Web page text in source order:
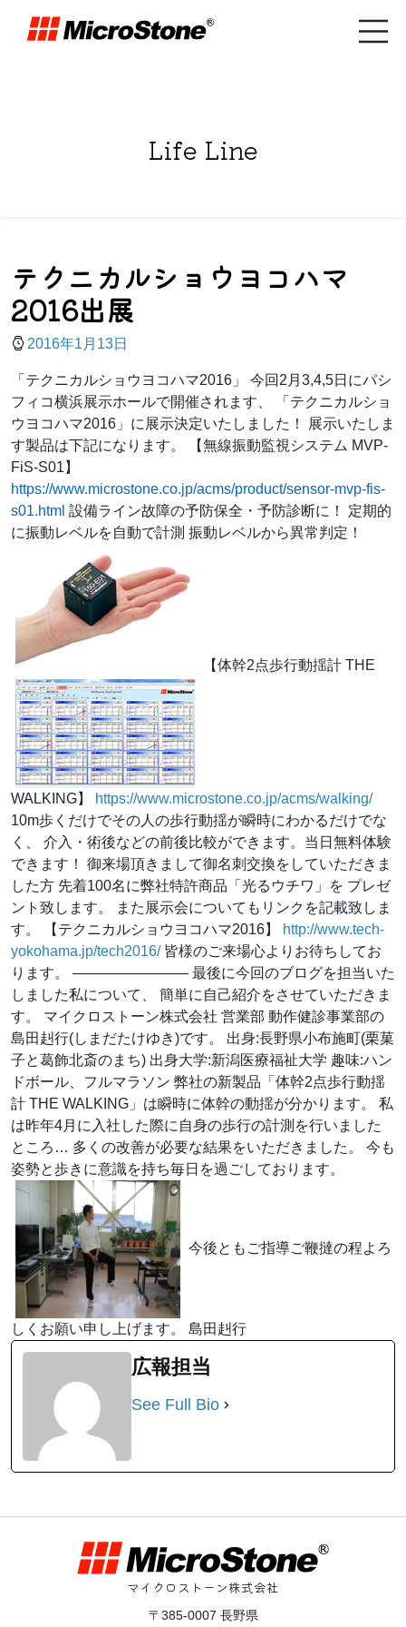
Life Line
テクニカルショウヨコハマ
2016出展
2016年1月13日
「テクニカルショウヨコハマ2016」 今回2月3,4,5日にパシ
フィコ横浜展示ホールで開催されます、 「テクニカルショ
ウヨコハマ2016」に展示決定いたしました！ 展示いたしま
す製品は下記になります。 【無線振動監視システム MVP-
FiS-S01】
https://www.microstone.co.jp/acms/product/sensor-mvp-fis-
s01.html 設備ライン故障の予防保全・予防診断に！ 定期的
に振動レベルを自動で計測 振動レベルから異常判定！
【体幹2点歩行動揺計 THE
WALKING】
https://www.microstone.co.jp/acms/walking/
10m歩くだけでその人の歩行動揺が瞬時にわかるだけでな
く、 介入・術後などの前後比較ができます。当日無料体験
できます！ 御来場頂きまして御名刺交換をしていただきま
した方 先着100名に弊社特許商品「光るウチワ」を プレゼ
ント致します。 また展示会についてもリンクを記載致しま
す。 【テクニカルショウヨコハマ2016】
http://www.tech-
yokohama.jp/tech2016/皆様のご来場心よりお待ちしてお
ります。 ———————— 最後に今回のブログを担当いた
しました私について、 簡単に自己紹介をさせていただきま
す。 マイクロストーン株式会社 営業部 動作健診事業部の
島田赳行(しまだたけゆき)です。 出身:長野県小布施町(栗菓
子と葛飾北斎のまち) 出身大学:新潟医療福祉大学 趣味:ハン
ドボール、フルマラソン 弊社の新製品「体幹2点歩行動揺
計 THE WALKING」は瞬時に体幹の動揺が分かります。 私
は昨年4月に入社した際に自身の歩行の計測を行いました
ところ… 多くの改善が必要な結果をいただきました。 今も
姿勢と歩きに意識を持ち毎日を過ごしております。
今後ともご指導ご鞭撻の程よろ
しくお願い申し上げます。 島田赳行
広報担当
See Full Bio
マイクロストーン株式会社
〒385-0007 長野県